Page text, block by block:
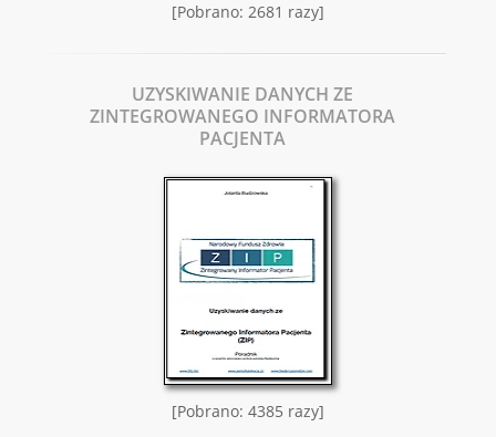
[Pobrano: 2681 razy]
UZYSKIWANIE DANYCH ZE
ZINTEGROWANEGO INFORMATORA
PACJENTA
[Pobrano: 4385 razy]